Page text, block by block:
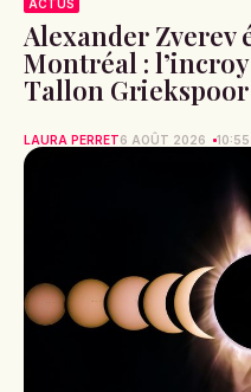
ACTUS
Alexander Zverev
Montréal :
Tallon Griekspoor
LAURA PERRET6 AOÛT 2026 10:55